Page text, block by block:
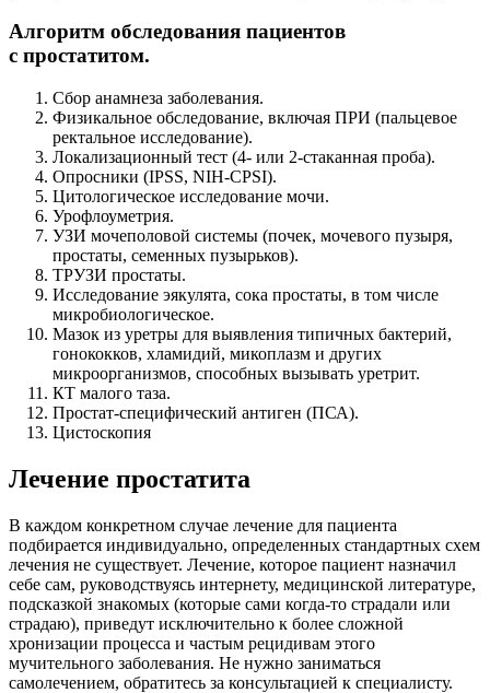
Алгоритм обследования пациентов
с простатитом.
Сбор анамнеза заболевания.
Физикальное обследование, включая ПРИ (пальцевое
ректальное исследование).
Локализационный тест (4- или 2-стаканная проба).
Опросники (IPSS, NIH-CPSI).
Цитологическое исследование мочи.
Урофлоуметрия.
УЗИ мочеполовой системы (почек, мочевого пузыря,
простаты, семенных пузырьков).
ТРУЗИ простаты.
Исследование эякулята, сока простаты, в том числе
микробиологическое.
Мазок из уретры для выявления типичных бактерий,
гонококков, хламидий, микоплазм и других
микроорганизмов, способных вызывать уретрит.
КТ малого таза.
Простат-специфический антиген (ПСА).
Цистоскопия
Лечение простатита
В каждом конкретном случае лечение для пациента
подбирается индивидуально, определенных стандартных схем
лечения не существует. Лечение, которое пациент назначил
себе сам, руководствуясь интернету, медицинской литературе,
подсказкой знакомых (которые сами когда-то страдали или
страдаю), приведут исключительно к более сложной
хронизации процесса и частым рецидивам этого
мучительного заболевания. Не нужно заниматься
самолечением, обратитесь за консультацией к специалисту.